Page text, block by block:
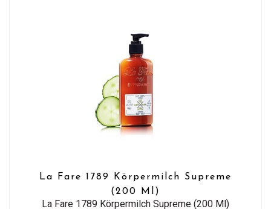
La Fare 1789 Körpermilch Supreme
(200 Ml)
La Fare 1789 Körpermilch Supreme (200 Ml)